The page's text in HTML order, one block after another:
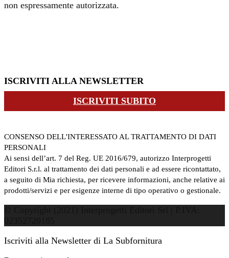
non espressamente autorizzata.
ISCRIVITI ALLA NEWSLETTER
ISCRIVITI SUBITO
CONSENSO DELL'INTERESSATO AL TRATTAMENTO DI DATI
PERSONALI
Ai sensi dell’art. 7 del Reg. UE 2016/679, autorizzo Interprogetti
Editori S.r.l. al trattamento dei dati personali e ad essere ricontattato,
a seguito di Mia richiesta, per ricevere informazioni, anche relative ai
prodotti/servizi e per esigenze interne di tipo operativo o gestionale.
Iscriviti alla Newsletter di La Subfornitura